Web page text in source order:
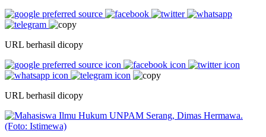
URL berhasil dicopy
URL berhasil dicopy